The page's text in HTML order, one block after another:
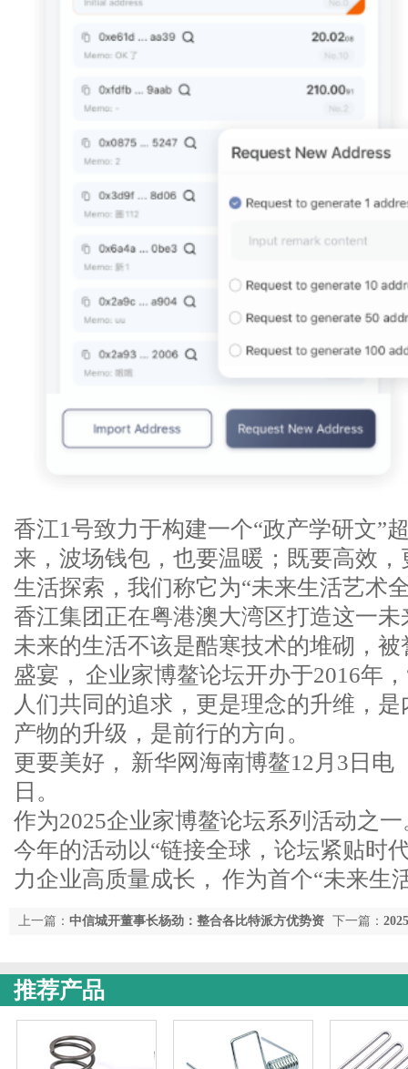
香江1号致力于构建一个“政产学研文”
来，波场钱包，也要温暖；既要高效
生活探索，我们称它为“未来生活艺术
香江集团正在粤港澳大湾区打造这一
未来的生活不该是酷寒技术的堆砌，
盛宴， 企业家博鳌论坛开办于2016年
人们共同的追求，更是理念的升维，
产物的升级，是前行的方向。
更要美好， 新华网海南博鳌12月3日电
日。
作为2025企业家博鳌论坛系列活动之一
今年的活动以“链接全球，论坛紧贴时
力企业高质量成长， 作为首个“未来生
下一篇：
上一篇： 中信城开董事长杨劲：整合各比特派方优势资
推荐产品